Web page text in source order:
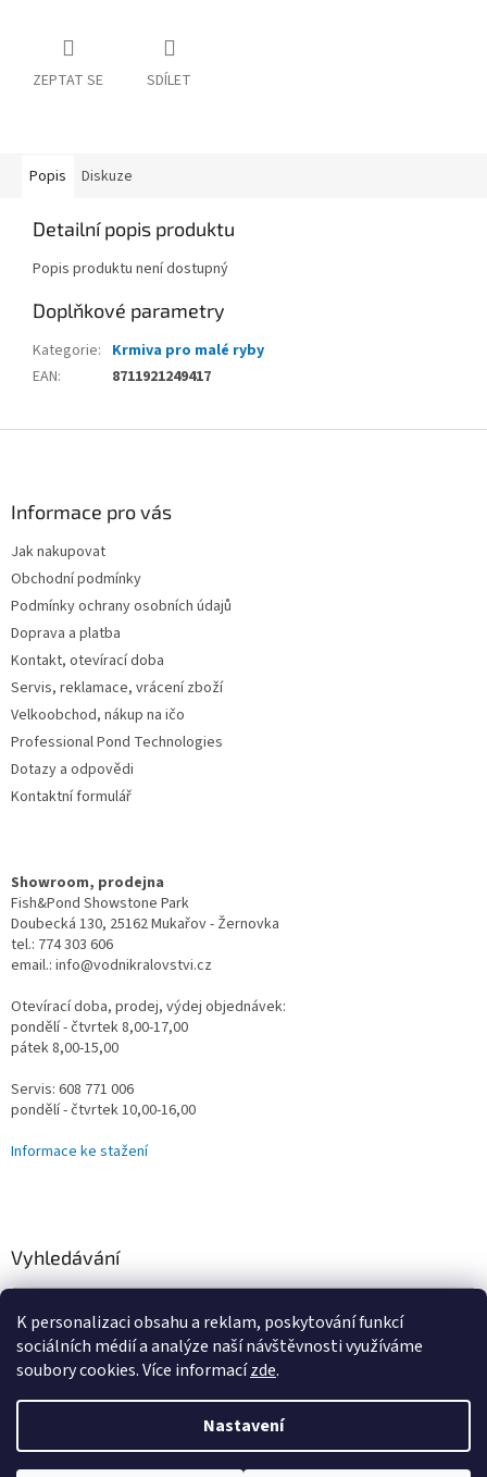
K personalizaci obsahu a reklam, poskytování funkcí
sociálních médií a analýze naší návštěvnosti využíváme
soubory cookies. Více informacízde.
Nastavení
Omlouváme se za určité komplikace s naším e-shopem, vzniklé
převodem na nový systém, vše řešíme a vyřešíme! Děkujeme za
ZEPTAT SE SDÍLET
Popis Diskuze
Detailní popis produktu
Popis produktu není dostupný
Doplňkové parametry
Kategorie: Krmiva pro malé ryby
EAN: 8711921249417
Informace pro vás
Jak nakupovat
Obchodní podmínky
Podmínky ochrany osobních údajů
Doprava a platba
Kontakt, otevírací doba
Servis, reklamace, vrácení zboží
Velkoobchod, nákup na ičo
Professional Pond Technologies
Dotazy a odpovědi
Kontaktní formulář
Showroom, prodejna
Fish&Pond Showstone Park
Doubecká 130, 25162 Mukařov - Žernovka
tel.: 774 303 606
email.: info@vodnikralovstvi.cz
Otevírací doba, prodej, výdej objednávek:
pondělí - čtvrtek 8,00-17,00
pátek 8,00-15,00
Servis: 608 771 006
pondělí - čtvrtek 10,00-16,00
Informace ke stažení
Vyhledávání
HLEDAT